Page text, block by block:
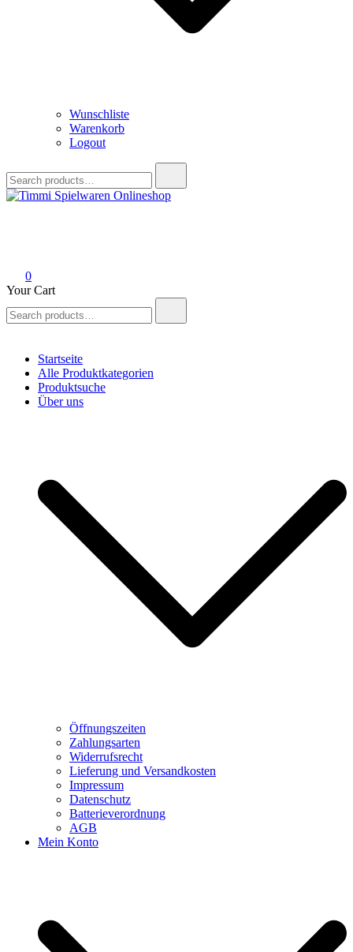
Wunschliste
Warenkorb
Logout
for:
0
Your Cart
for:
Startseite
Alle Produktkategorien
Produktsuche
Über uns
Öffnungszeiten
Zahlungsarten
Widerrufsrecht
Lieferung und Versandkosten
Impressum
Datenschutz
Batterieverordnung
AGB
Mein Konto